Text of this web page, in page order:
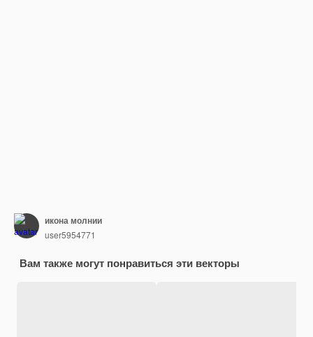
икона молнии
user5954771
Вам также могут понравиться эти векторы